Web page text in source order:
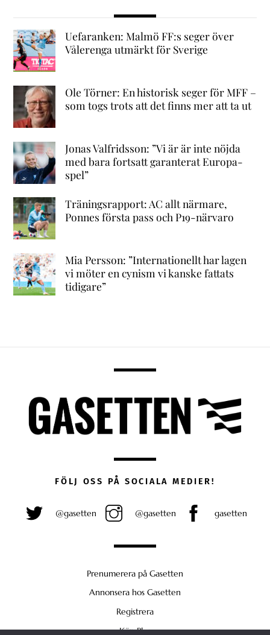
Uefaranken: Malmö FF:s seger över
Vålerenga utmärkt för Sverige
Ole Törner: En historisk seger för MFF –
som togs trots att det finns mer att ta ut
Jonas Valfridsson: ”Vi är är inte nöjda
med bara fortsatt garanterat Europa-
spel”
Träningsrapport: AC allt närmare,
Ponnes första pass och P19-närvaro
Mia Persson: ”Internationellt har lagen
vi möter en cynism vi kanske fattats
tidigare”
FÖLJ OSS PÅ SOCIALA MEDIER!
@gasetten @gasetten gasetten
Prenumerera på Gasetten
Annonsera hos Gasetten
Registrera
Köp Plus